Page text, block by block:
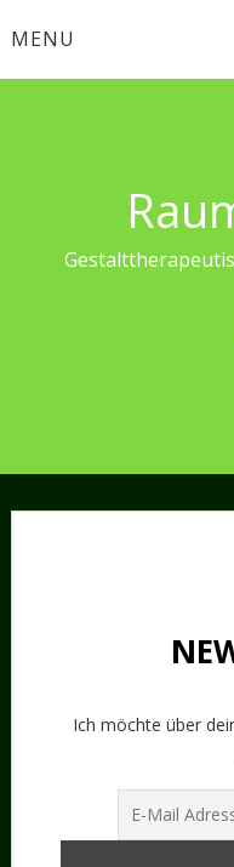
toMENU
Ich möchte über